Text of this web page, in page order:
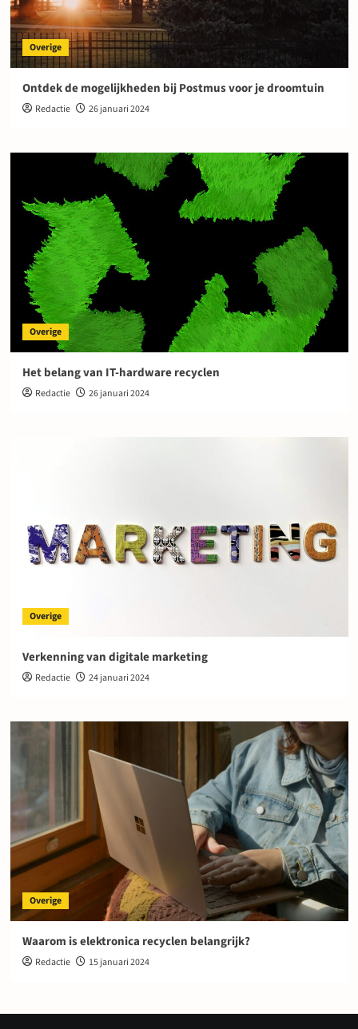
Overige
Ontdek de mogelijkheden bij Postmus voor je droomtuin
Redactie 26 januari 2024
Overige
Het belang van IT-hardware recyclen
Redactie 26 januari 2024
Overige
Verkenning van digitale marketing
Redactie 24 januari 2024
Overige
Waarom is elektronica recyclen belangrijk?
Redactie 15 januari 2024